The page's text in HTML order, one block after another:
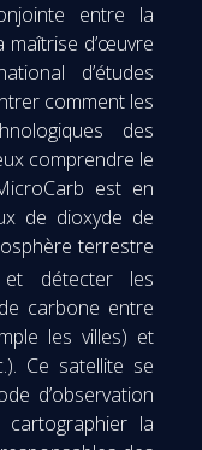
entre la
maîtrise d’œuvre
d’études
comment les
des
comprendre le
est en
de dioxyde de
terrestre
détecter les
carbone entre
les villes) et
Ce satellite se
d’observation
la